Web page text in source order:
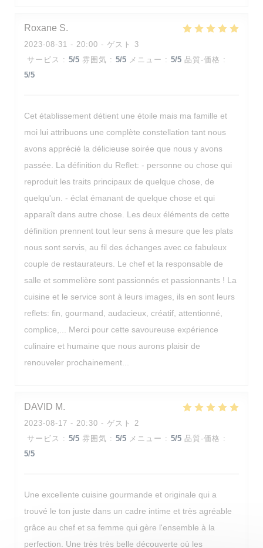
Roxane S
2023-08-31 - 20:00 - ゲスト 3
サービス : 5/5 雰囲気 : 5/5 メニュー : 5/5 品質-価格 :
5/5
Cet établissement détient une étoile mais ma famille et
moi lui attribuons une complète constellation tant nous
avons apprécié la délicieuse soirée que nous y avons
passée. La définition du Reflet: - personne ou chose qui
reproduit les traits principaux de quelque chose, de
quelqu'un. - éclat émanant de quelque chose et qui
apparaît dans autre chose. Les deux éléments de cette
définition prennent tout leur sens à mesure que les plats
nous sont servis, au fil des échanges avec ce fabuleux
couple de restaurateurs. Le chef et la responsable de
salle et sommelière sont passionnés et passionnants ! La
cuisine et le service sont à leurs images, ils en sont leurs
reflets: fin, gourmand, audacieux, créatif, attentionné,
complice,... Merci pour cette savoureuse expérience
culinaire et humaine que nous aurons plaisir de
renouveler prochainement...
DAVID M
2023-08-17 - 20:30 - ゲスト 2
サービス : 5/5 雰囲気 : 5/5 メニュー : 5/5 品質-価格 :
5/5
Une excellente cuisine gourmande et originale qui a
trouvé le ton juste dans un cadre intime et très agréable
grâce au chef et sa femme qui gère l'ensemble à la
perfection. Une très très belle découverte où les
Les Reflets